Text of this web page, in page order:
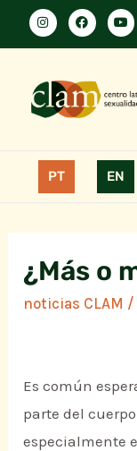
PT EN
¿Más o
noticias CLAM /
Es común
parte del
especialmente